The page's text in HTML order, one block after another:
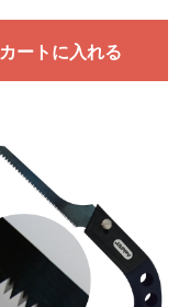
カートに入れる